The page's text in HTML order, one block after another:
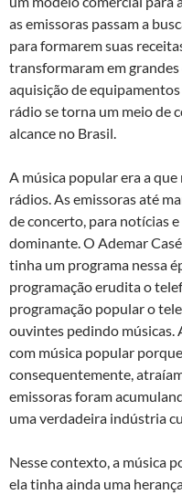
as emissoras passam a
para formarem suas
transformaram em
aquisição de
rádio se torna um meio de
alcance no Brasil.
A música popular era a
rádios. As emissoras até
de concerto, para notícias
dominante. O Ademar
tinha um programa nessa
programação erudita o
programação popular o
ouvintes pedindo músicas.
com música popular
consequentemente,
emissoras foram
uma verdadeira indústria
Nesse contexto, a música
ela tinha ainda uma